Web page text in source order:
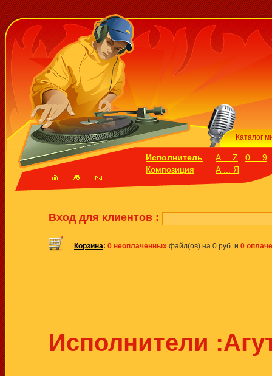
Каталог
Исполнитель
Композиция
A ... Z
0 ... 9
А ... Я
Вход для клиентов :
Корзина: 0 неоплаченных файл(ов) на 0 руб. и 0
Исполнители